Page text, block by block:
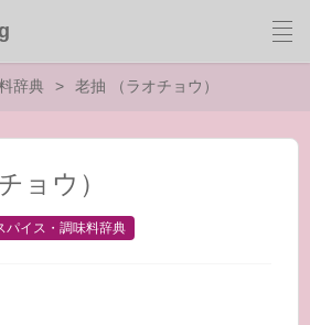
辞典 老抽 （ラオチョウ）
ョウ）
パイス・調味料辞典